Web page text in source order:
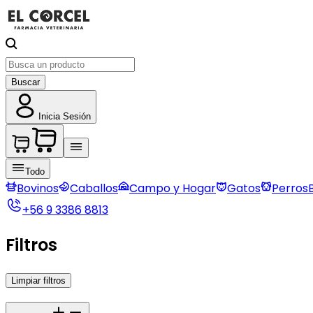
Buscar
Inicia Sesión
Todo
Bovinos Caballos Campo y Hogar Gatos Perros
+56 9 3386 8813
Filtros
Limpiar filtros